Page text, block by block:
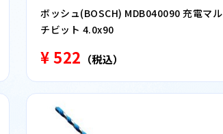
ボッシュ(BOSCH) MDB040090 充電マル
チビット 4.0x90
¥ 522 （税込）